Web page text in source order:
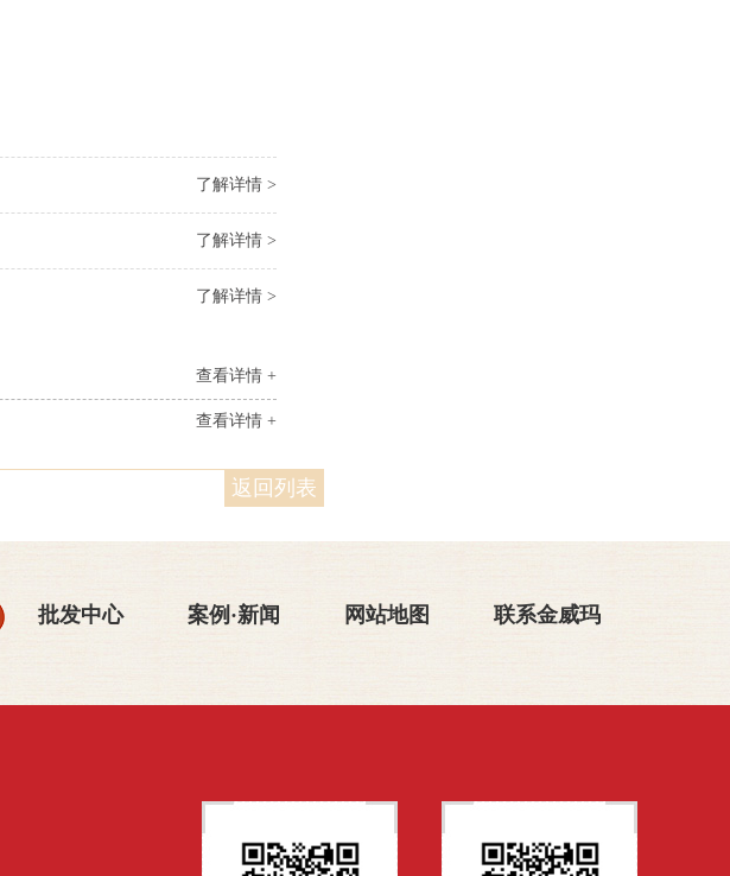
了解详情 >
了解详情 >
了解详情 >
查看详情 +
查看详情 +
返回列表
批发中心 案例·新闻 网站地图 联系金威玛